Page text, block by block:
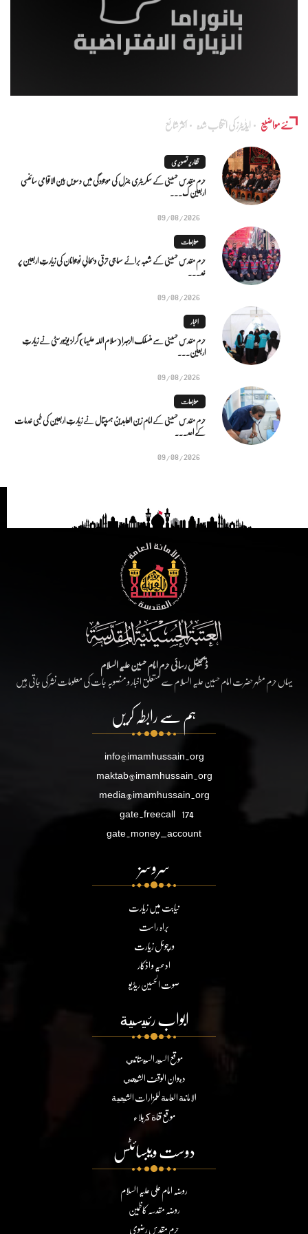
نئے مواضیع ایڈٰیٹرز کی انتخاب شدہ اکثر شائع
تقاریر تصویری
حرم مقدس حسینی کے سکریٹری جنرل کی موجودگی میں دسویں بین الاقوامی سائنسی
اربعین ک...
09/08/2026
متابعات
حرم مقدس حسینی کے شعبہ برائے سماجی ترقی و بحالیِ نوجوانان کی زیارتِ اربعین پر
خد...
09/08/2026
اخبار
حرم مقدس حسینی سے منسلک الزہرا (سلام اللہ علیہا) گرلز یونیورسٹی نے زیارتِ
اربعین...
09/08/2026
متابعات
حرم مقدس حسینی کے امام زین العابدینؑ ہسپتال نے زیارتِ اربعین کی طبی خدمات
کے اعد...
09/08/2026
ڈیجیٹل رسائی حرم امام حسین علیہ السلام
یہاں حرم مطہر حضرت امام حسین علیہ السلام سے متعلق اخبار و منصوبہ جات کی معلومات نشر کی جاتی ہیں
ہم سے رابطہ کریں
info@imamhussain.org
maktab@imamhussain.org
media@imamhussain.org
gate.freecall 174
gate.money_account
سروسز
نیابت میں زیارت
براہ راست
ورچوئل زیارت
ادعیہ و اذکار
صوت الحسین ریڈیو
ابواب رئيسية
موقع السيد السيستاني
ديوان الوقف الشيعي
الامانة العامة للمزارات الشيعية
موقع قناة كربلاء
دوست ویبسائٹس
روضہ امام علی علیہ السلام
روضہ مقدسہ کاظمین
حرم مقدس رضوی